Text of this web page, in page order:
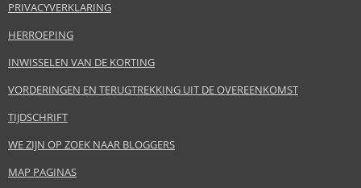
PRIVACYVERKLARING
HERROEPING
INWISSELEN VAN DE KORTING
VORDERINGEN EN TERUGTREKKING UIT DE OVEREENKOMST
TIJDSCHRIFT
WE ZIJN OP ZOEK NAAR BLOGGERS
MAP PAGINAS